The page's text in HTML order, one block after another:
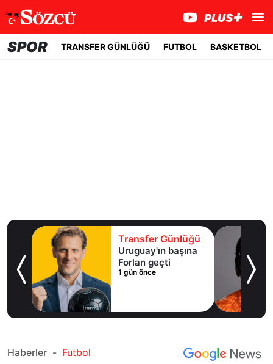
SPOR TRANSFER GÜNLÜĞÜ FUTBOL BASKETBOL
Transfer Günlüğü
Uruguay'ın başına
Forlan geçti
1 gün önce
Haberler - Futbol